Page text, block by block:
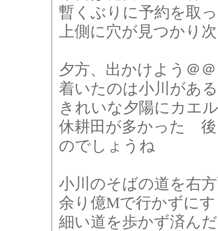
暫くぶりに予約を取
上側に穴が見つかり
夕方、出かけよう＠
着いたのは小川があ
きれいな夕陽にカエ
休耕田が多かった 後
のでしょうね
小川のそばの道を右
余り億Mで行かずに
細い道を歩かず済ん